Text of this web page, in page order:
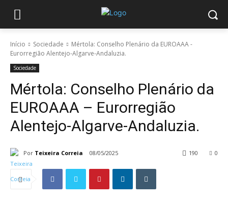
Início Sociedade
Mértola: Conselho Plenário da EUROAAA -
Eurorregião Alentejo-Algarve-Andaluzia.
Sociedade
Mértola: Conselho Plenário da
EUROAAA – Eurorregião
Alentejo-Algarve-Andaluzia.
Por Teixeira Correia 08/05/2025 0
190